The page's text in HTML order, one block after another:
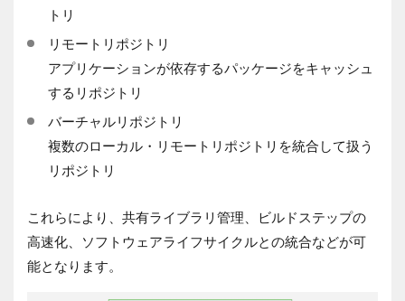
トリ
リモートリポジトリ
アプリケーションが依存するパッケージをキャッシュ
するリポジトリ
バーチャルリポジトリ
複数のローカル・リモートリポジトリを統合して扱う
リポジトリ
これらにより、共有ライブラリ管理、ビルドステップの
高速化、ソフトウェアライフサイクルとの統合などが可
能となります。